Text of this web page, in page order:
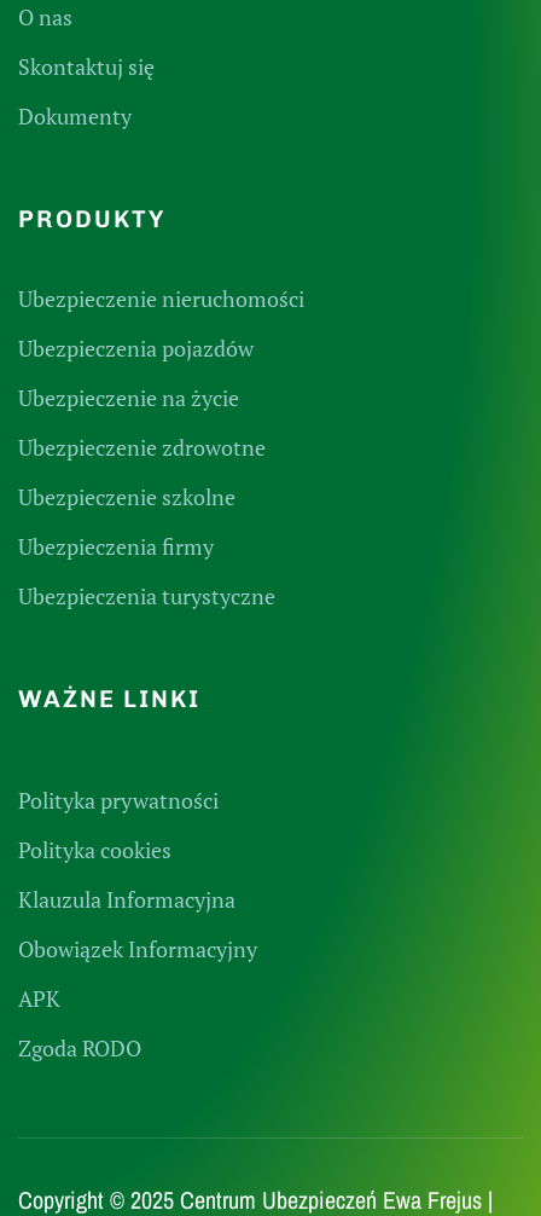
O nas
Skontaktuj się
Dokumenty
PRODUKTY
Ubezpieczenie nieruchomości
Ubezpieczenia pojazdów
Ubezpieczenie na życie
Ubezpieczenie zdrowotne
Ubezpieczenie szkolne
Ubezpieczenia firmy
Ubezpieczenia turystyczne
WAŻNE LINKI
Polityka prywatności
Polityka cookies
Klauzula Informacyjna
Obowiązek Informacyjny
APK
Zgoda RODO
Copyright © 2025 Centrum Ubezpieczeń Ewa Frejus |